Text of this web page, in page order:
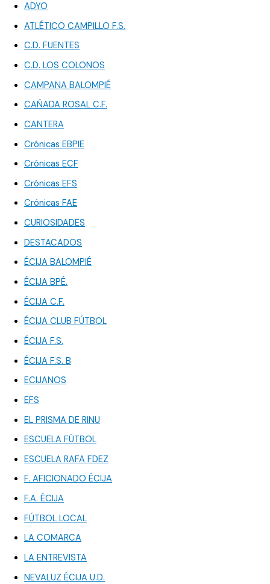
ADYO
ATLÉTICO CAMPILLO F.S.
C.D. FUENTES
C.D. LOS COLONOS
CAMPANA BALOMPIÉ
CAÑADA ROSAL C.F.
CANTERA
Crónicas EBPIE
Crónicas ECF
Crónicas EFS
Crónicas FAE
CURIOSIDADES
DESTACADOS
ÉCIJA BALOMPIÉ
ÉCIJA BPÉ.
ÉCIJA C.F.
ÉCIJA CLUB FÚTBOL
ÉCIJA F.S.
ÉCIJA F.S. B
ECIJANOS
EFS
EL PRISMA DE RINU
ESCUELA FÚTBOL
ESCUELA RAFA FDEZ
F. AFICIONADO ÉCIJA
F.A. ÉCIJA
FÚTBOL LOCAL
LA COMARCA
LA ENTREVISTA
NEVALUZ ÉCIJA U.D.